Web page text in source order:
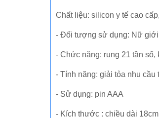
Chất liệu: silicon y tế cao
- Đối tượng sử dụng: Nữ giới
- Chức năng: rung 21 tần số,
- Tính năng: giải tỏa nhu
- Sử dụng: pin AAA
- Kích thước : chiều dài